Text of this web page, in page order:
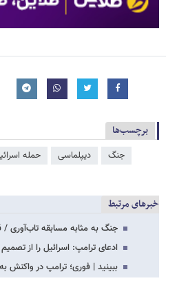
برچسب‌ها
جنگ دیپلماسی حمله
خبرهای مرتبط
جنگ به مثابه مسابقه تاب‌آوری
ادعای ترامپ: اسرائیل را از
ببینید | فوری؛ ترامپ در واکنش